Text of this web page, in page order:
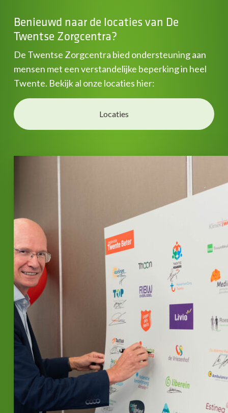
Benieuwd naar de locaties van De
Twentse Zorgcentra?
De Twentse Zorgcentra bied ondersteuning aan
mensen met een verstandelijke beperking in heel
Twente. Bekijk al onze locaties hier:
Locaties